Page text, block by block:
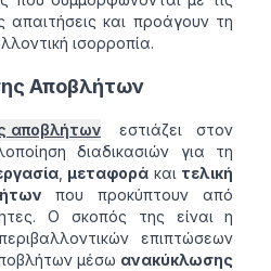
απαιτήσεις και προάγουν τη
ισορροπία.
Αποβλήτων
αποβλήτων
εστιάζει στον
διαδικασιών για τη
, μεταφορά και τελική
που προκύπτουν από
Ο σκοπός της είναι η
επιπτώσεων
μέσω ανακύκλωσης